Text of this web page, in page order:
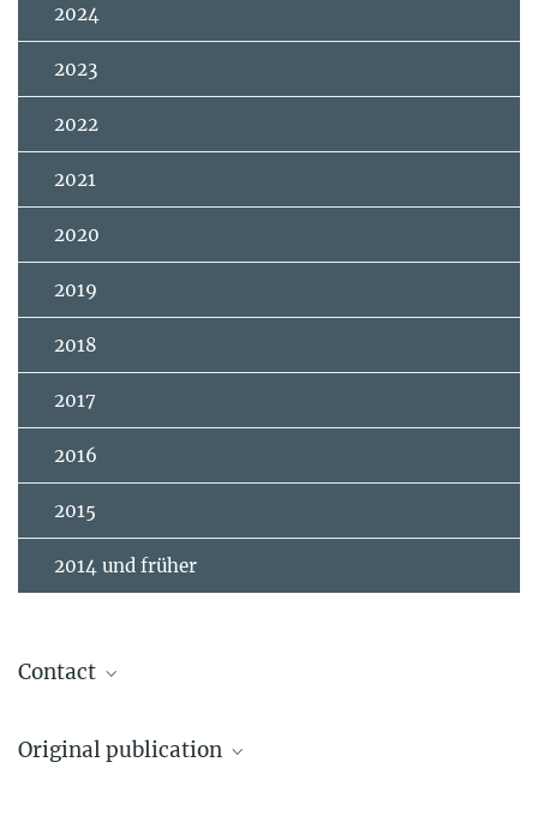
2024
2023
2022
2021
2020
2019
2018
2017
2016
2015
2014 und früher
Contact
Original publication